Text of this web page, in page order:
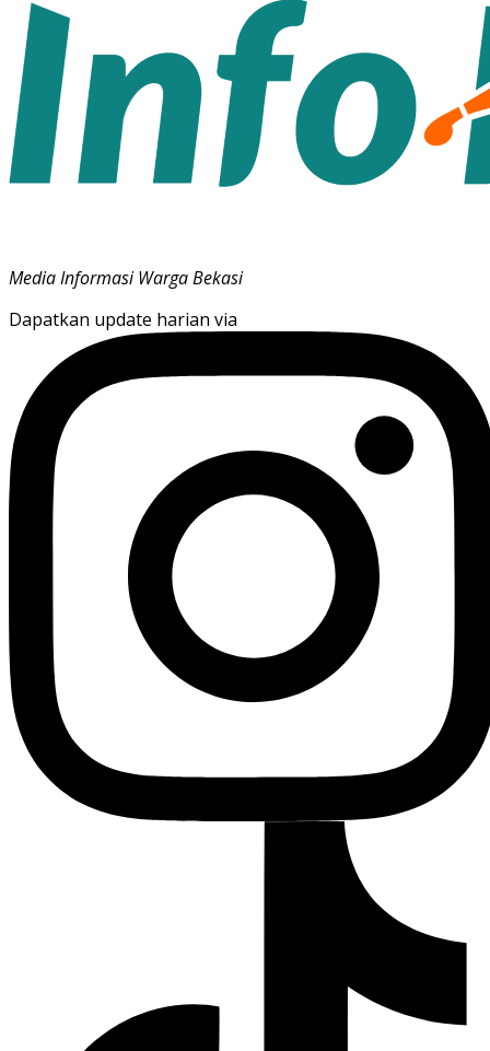
Media Informasi Warga Bekasi
Dapatkan update harian via